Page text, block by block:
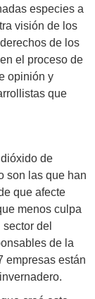
especies a
visión de los
de los
el proceso de
opinión y
que
de
son las que han
que afecte
menos culpa
del
de la
empresas están